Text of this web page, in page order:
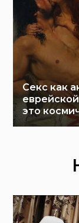
Секс как
это